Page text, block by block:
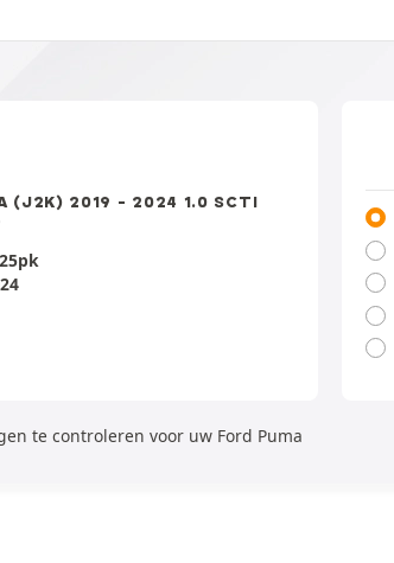
(J2K) 2019 - 2024 1.0 SCTI
te controleren voor uw Ford Puma